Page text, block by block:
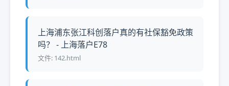
上海浦东张江科创落户真的有社保豁免政策
吗？ - 上海落户E78
文件: 142.html